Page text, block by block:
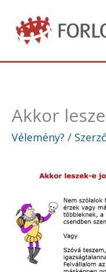
content
Akkor
Vélemény? /